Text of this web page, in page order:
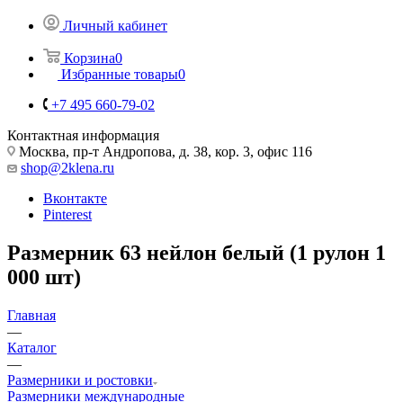
Личный кабинет
Корзина0
Избранные товары0
+7 495 660-79-02
Контактная информация
Москва, пр-т Андропова, д. 38, кор. 3, офис 116
shop@2klena.ru
Вконтакте
Pinterest
Размерник 63 нейлон белый (1 рулон 1
000 шт)
Главная
—
Каталог
—
Размерники и ростовки
Размерники международные